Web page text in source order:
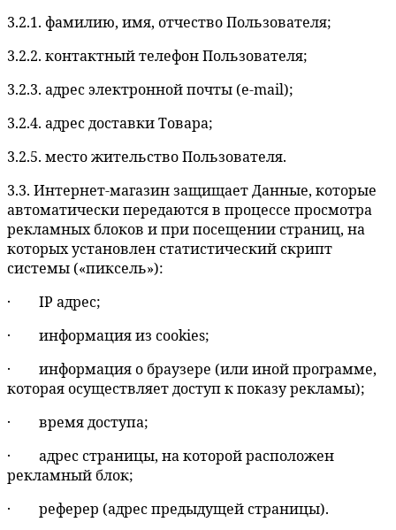
3.2.1. фамилию, имя, отчество Пользователя;
3.2.2. контактный телефон Пользователя;
3.2.3. адрес электронной почты (e-mail);
3.2.4. адрес доставки Товара;
3.2.5. место жительство Пользователя.
3.3. Интернет-магазин защищает Данные, которые
автоматически передаются в процессе просмотра
рекламных блоков и при посещении страниц, на
которых установлен статистический скрипт
системы («пиксель»):
· IP адрес;
· информация из cookies;
· информация о браузере (или иной программе,
которая осуществляет доступ к показу рекламы);
· время доступа;
· адрес страницы, на которой расположен
рекламный блок;
· реферер (адрес предыдущей страницы).